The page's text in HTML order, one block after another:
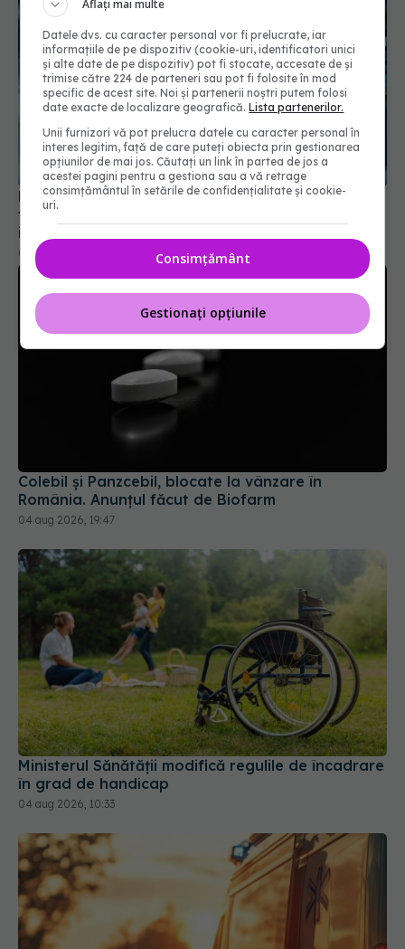
Pacienții ar putea avea acces mai rapid la
tratamente. UNIFARM anunță un parteneriat
important
04 aug 2026, 12:30
Colebil și Panzcebil, blocate la vânzare în
04 aug 2026, 19:47
Ministerul Sănătății modifică regulile de încadrare
în grad de handicap
04 aug 2026, 10:33
Aflați mai multe
Datele dvs. cu caracter personal vor fi prelucrate, iar
informațiile de pe dispozitiv (cookie-uri, identificatori unici
și alte date de pe dispozitiv) pot fi stocate, accesate de și
trimise către 224 de parteneri sau pot fi folosite în mod
specific de acest site. Noi și partenerii noștri putem folosi
date exacte de localizare geografică.Lista partenerilor.
Unii furnizori vă pot prelucra datele cu caracter personal în
interes legitim, față de care puteți obiecta prin gestionarea
opțiunilor de mai jos. Căutați un link în partea de jos a
acestei pagini pentru a gestiona sau a vă retrage
consimțământul în setările de confidențialitate și cookie-
uri.
Consimțământ
Gestionați opțiunile